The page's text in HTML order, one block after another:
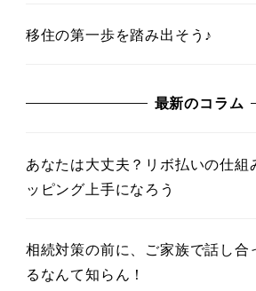
移住の第一歩を踏み出そう♪
最新のコラム
あなたは大丈夫？リボ払いの仕組
ッピング上手になろう
相続対策の前に、ご家族で話し合
るなんて知らん！